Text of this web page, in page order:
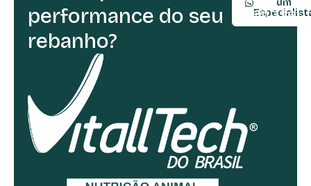
performance do seu
rebanho?
um
(54) 3361-